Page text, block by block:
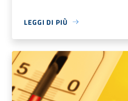
LEGGI DI PIÙ